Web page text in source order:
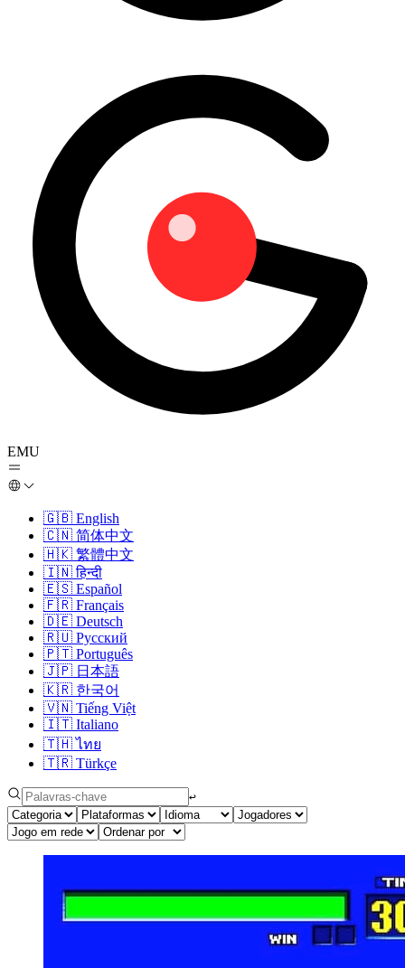
EMU
🇬🇧 English
🇨🇳 简体中文
🇭🇰 繁體中文
🇮🇳 हिन्दी
🇪🇸 Español
🇫🇷 Français
🇩🇪 Deutsch
🇷🇺 Русский
🇵🇹 Português
🇯🇵 日本語
🇰🇷 한국어
🇻🇳 Tiếng Việt
🇮🇹 Italiano
🇹🇭 ไทย
🇹🇷 Türkçe
↩︎